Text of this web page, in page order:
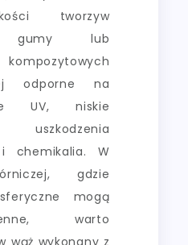
tworzyw
gumy lub
odporne na
UV, niskie
uszkodzenia
chemikalia. W
gdzie
mogą
warto
wąż wykonany z